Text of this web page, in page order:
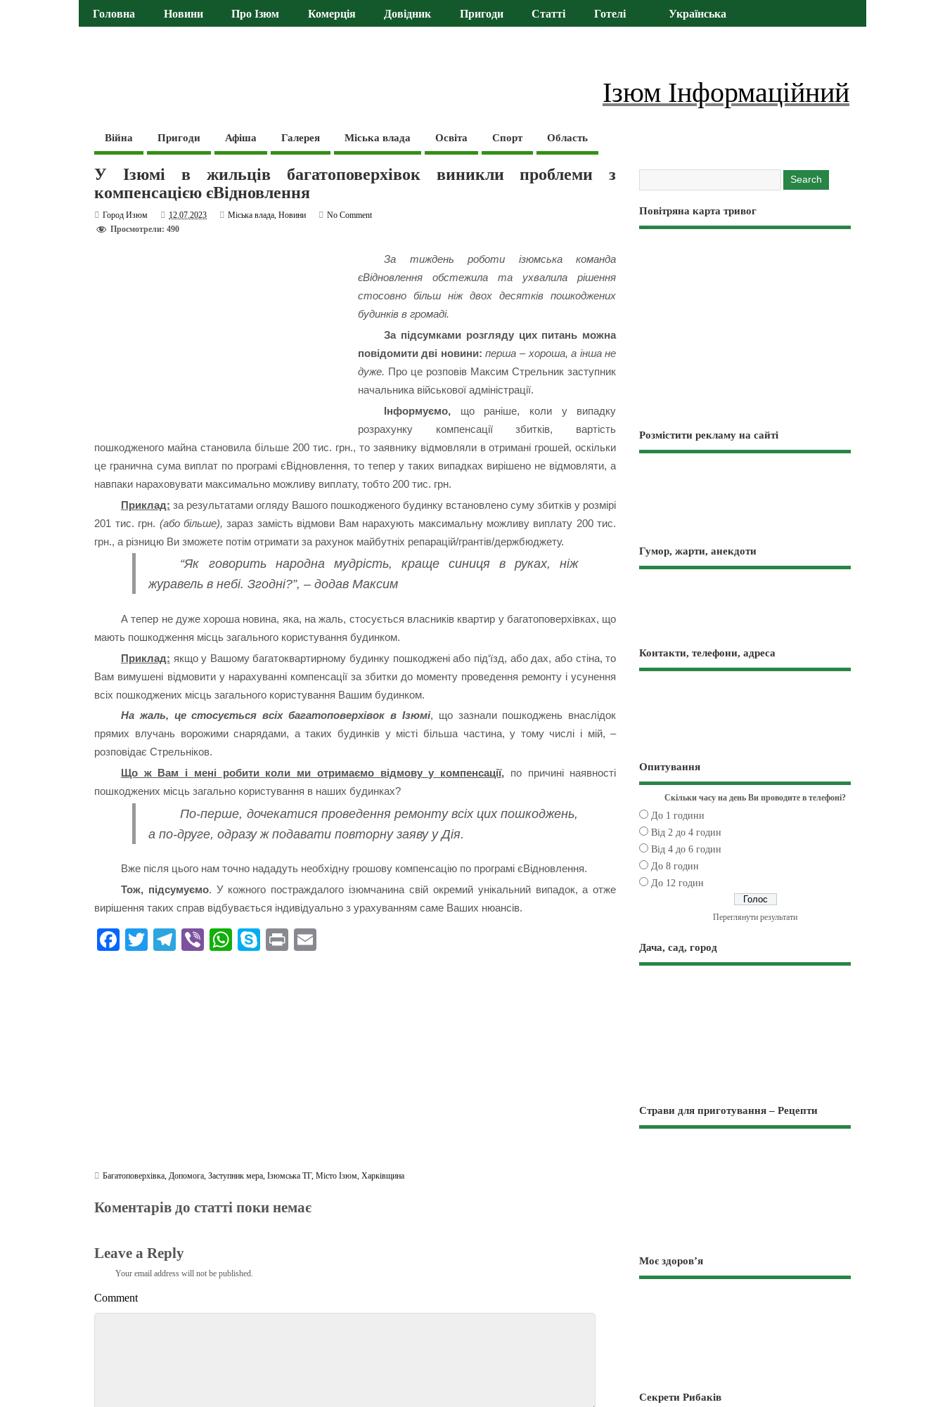
Головна Новини Про Ізюм Комерція Довідник Пригоди Статті Готелі Українська
Ізюм Інформаційний
Війна Пригоди Афіша Галерея Міська влада Освіта Спорт Область
У Ізюмі в жильців багатоповерхівок виникли проблеми з
компенсацією єВідновлення
Город Изюм 12.07.2023 Міська влада,Новини
No Comment
Просмотрели: 490
За тиждень роботи ізюмська команда
єВідновлення обстежила та ухвалила рішення
стосовно більш ніж двох десятків пошкоджених
будинків в громаді.
За підсумками розгляду цих питань можна
повідомити дві новини: перша – хороша, а інша не
дуже. Про це розповів Максим Стрельник заступник
начальника військової адміністрації.
Інформуємо, що раніше, коли у випадку
розрахунку компенсації збитків, вартість
пошкодженого майна становила більше 200 тис. грн., то заявнику відмовляли в отримані грошей, оскільки
це гранична сума виплат по програмі єВідновлення, то тепер у таких випадках вирішено не відмовляти, а
навпаки нараховувати максимально можливу виплату, тобто 200 тис. грн.
Приклад: за результатами огляду Вашого пошкодженого будинку встановлено суму збитків у розмірі
201 тис. грн. (або більше), зараз замість відмови Вам нарахують максимальну можливу виплату 200 тис.
грн., а різницю Ви зможете потім отримати за рахунок майбутніх репарацій/грантів/держбюджету.
“Як говорить народна мудрість, краще синиця в руках, ніж
журавель в небі. Згодні?”, – додав Максим
А тепер не дуже хороша новина, яка, на жаль, стосується власників квартир у багатоповерхівках, що
мають пошкодження місць загального користування будинком.
Приклад: якщо у Вашому багатоквартирному будинку пошкоджені або під‘їзд, або дах, або стіна, то
Вам вимушені відмовити у нарахуванні компенсації за збитки до моменту проведення ремонту і усунення
всіх пошкоджених місць загального користування Вашим будинком.
На жаль, це стосується всіх багатоповерхівок в Ізюмі, що зазнали пошкоджень внаслідок
прямих влучань ворожими снарядами, а таких будинків у місті більша частина, у тому числі і мій, –
розповідає Стрельніков.
Що ж Вам і мені робити коли ми отримаємо відмову у компенсації, по причині наявності
пошкоджених місць загально користування в наших будинках?
По-перше, дочекатися проведення ремонту всіх цих пошкоджень,
а по-друге, одразу ж подавати повторну заяву у Дія.
Вже після цього нам точно нададуть необхідну грошову компенсацію по програмі єВідновлення.
Тож, підсумуємо. У кожного постраждалого ізюмчанина свій окремий унікальний випадок, а отже
вирішення таких справ відбувається індивідуально з урахуванням саме Ваших нюансів.
Fa T
Te Vi
W
S
Pr
Багатоповерхівка,Допомога,Заступник мера,Ізюмська ТГ,Місто Ізюм,Харківщина
Коментарів до статті поки немає
Leave a Reply
Your email address will not be published.
Comment
Повітряна карта тривог
Розмістити рекламу на сайті
Гумор, жарти, анекдоти
Контакти, телефони, адреса
Опитування
Скільки часу на день Ви проводите в телефоні?
До 1 години
Від 2 до 4 годин
Від 4 до 6 годин
До 8 годин
До 12 годин
Переглянути результати
Дача, сад, город
Страви для приготування – Рецепти
Моє здоров’я
Секрети Рибаків